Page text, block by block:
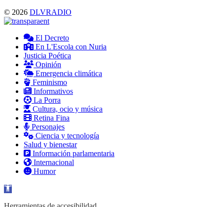
© 2026 DLVRADIO
El Decreto
En L'Escola con Nuria
Justicia Poética
Opinión
Emergencia climática
Feminismo
Informativos
La Porra
Cultura, ocio y música
Retina Fina
Personajes
Ciencia y tecnología
Salud y bienestar
Información parlamentaria
Internacional
Humor
Abrir barra de herramientas